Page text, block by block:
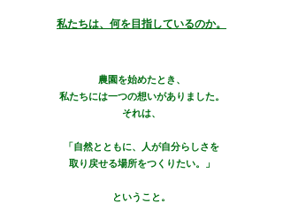
私たちは、何を目指しているのか。
農園を始めたとき、
私たちには一つの想いがありました。
それは、
「自然とともに、人が自分らしさを
取り戻せる場所をつくりたい。」
ということ。